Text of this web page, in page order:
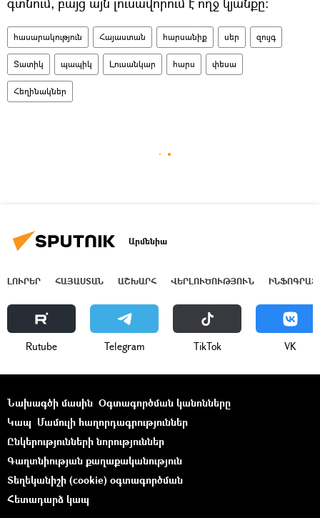
հասարակություն Հայաստան հարսանիք սեր զույգ
Տատիկ պապիկ Լուսանկար հարս փեսա
Հեղինակներ
Արմենիա
ԼՈՒՐԵՐ ՀԱՅԱՍՏԱՆ ԱՇԽԱՐՀ ՎԵՐԼՈՒԾՈՒԹՅՈՒՆ
Rutube Telegram ТikТоk VK
Նախագծի մասին Օգտագործման կանոնները
Կապ Մամուլի հաղորդագրություններ
Ընկերությունների նորություններ
Գաղտնիության քաղաքականություն
Տեղեկանիշի (cookie) օգտագործման
Հետադարձ կապ